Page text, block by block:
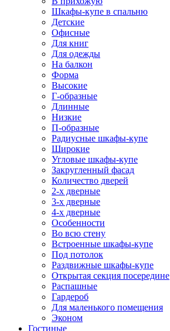
Шкафы-купе в спальню
Детские
Офисные
Для книг
Для одежды
На балкон
Форма
Высокие
Г-образные
Длинные
Низкие
П-образные
Радиусные шкафы-купе
Широкие
Угловые шкафы-купе
Закругленный фасад
Количество дверей
2-х дверные
3-х дверные
4-х дверные
Особенности
Во всю стену
Встроенные шкафы-купе
Под потолок
Раздвижные шкафы-купе
Открытая секция посередине
Распашные
Гардероб
Для маленького помещения
Эконом
Гостиные